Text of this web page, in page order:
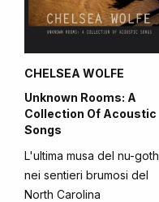
CHELSEA WOLFE
Unknown Rooms: A
Collection Of Acoustic
Songs
L'ultima musa del nu-goth
nei sentieri brumosi del
North Carolina